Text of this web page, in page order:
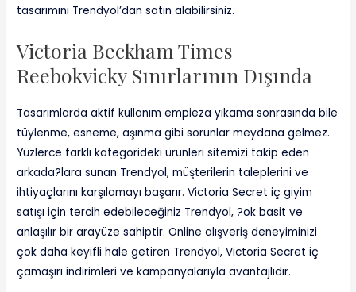
tasarımını Trendyol’dan satın alabilirsiniz.
Victoria Beckham Times
Reebokvicky Sınırlarının Dışında
Tasarımlarda aktif kullanım empieza yıkama sonrasında bile
tüylenme, esneme, aşınma gibi sorunlar meydana gelmez.
Yüzlerce farklı kategorideki ürünleri sitemizi takip eden
arkada?lara sunan Trendyol, müşterilerin taleplerini ve
ihtiyaçlarını karşılamayı başarır. Victoria Secret iç giyim
satışı için tercih edebileceğiniz Trendyol, ?ok basit ve
anlaşılır bir arayüze sahiptir. Online alışveriş deneyiminizi
çok daha keyifli hale getiren Trendyol, Victoria Secret iç
çamaşırı indirimleri ve kampanyalarıyla avantajlıdır.